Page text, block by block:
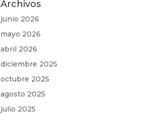
Archivos
junio 2026
mayo 2026
abril 2026
diciembre 2025
octubre 2025
agosto 2025
julio 2025